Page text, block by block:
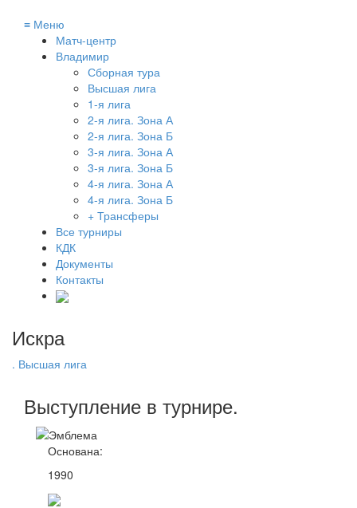
≡ Меню
Матч-центр
Владимир
Сборная тура
Высшая лига
1-я лига
2-я лига. Зона А
2-я лига. Зона Б
3-я лига. Зона А
3-я лига. Зона Б
4-я лига. Зона А
4-я лига. Зона Б
+ Трансферы
Все турниры
КДК
Документы
Контакты
Искра
. Высшая лига
Выступление в турнире.
Основана:
1990